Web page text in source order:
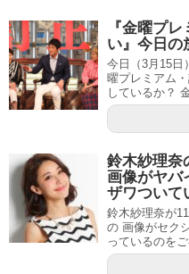
『金曜プ
い』今日の
今日（3月15日
曜プレミアム
しているか？
鈴木紗理奈
画像がヤバ
ザワついて
鈴木紗理奈が
の 画像がセク
っているのを